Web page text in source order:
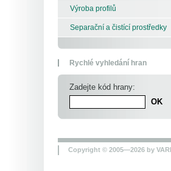
Výroba profilů
Separační a čistící prostředky
Rychlé vyhledání hran
Zadejte kód hrany:
Copyright © 2005—2026 by